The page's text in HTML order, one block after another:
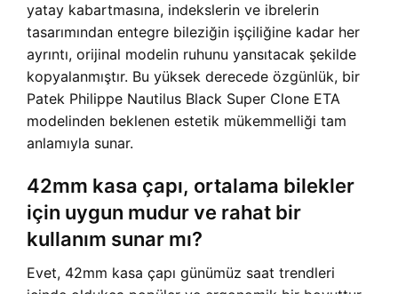
yatay kabartmasına, indekslerin ve ibrelerin
tasarımından entegre bileziğin işçiliğine kadar her
ayrıntı, orijinal modelin ruhunu yansıtacak şekilde
kopyalanmıştır. Bu yüksek derecede özgünlük, bir
Patek Philippe Nautilus Black Super Clone ETA
modelinden beklenen estetik mükemmelliği tam
anlamıyla sunar.
42mm kasa çapı, ortalama bilekler
için uygun mudur ve rahat bir
kullanım sunar mı?
Evet, 42mm kasa çapı günümüz saat trendleri